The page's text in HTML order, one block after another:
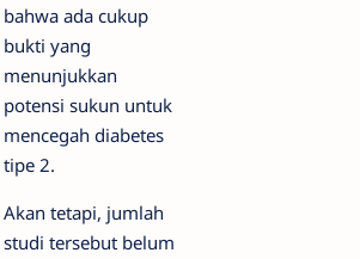
bahwa ada cukup
bukti yang
menunjukkan
potensi sukun untuk
mencegah diabetes
tipe 2.
Akan tetapi, jumlah
studi tersebut belum